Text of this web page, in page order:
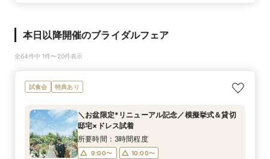
本日以降開催のブライダルフェア
全64件中 1件〜20件表示
試食会 特典あり
＼お盆限定*リニューアル記念／模擬挙式＆貸切
邸宅×ドレス試着
所要時間：3時間程度
9:00〜
10:00〜